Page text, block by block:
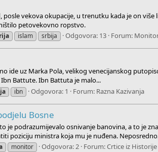
vekova okupacije, u trenutku kada je on
petovekovno ropstvo.
islam srbija Odgovora: 13 Forum:
ide uz Marka Pola, velikog venecijanskog
Battute. Ibn Battuta je malo...
ibn Odgovora: 1 Forum: Razna Kazivanja
Bosne
je podrazumijevalo osnivanje banovina, a to je
poziciju ministra koja mu je nuđena.
monitor Odgovora: 2 Forum:Crtice iz Historije